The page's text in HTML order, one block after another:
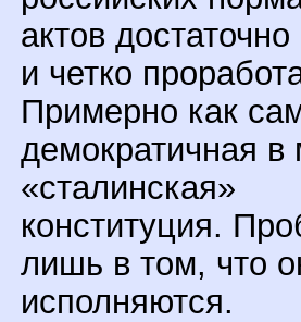
актов достаточно
и четко
Примерно как
демократичная в
«сталинская»
конституция.
лишь в том, что
исполняются.